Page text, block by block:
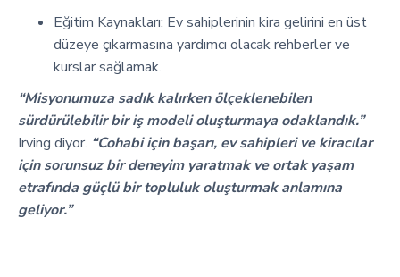
Eğitim Kaynakları: Ev sahiplerinin kira gelirini en üst
düzeye çıkarmasına yardımcı olacak rehberler ve
kurslar sağlamak.
“Misyonumuza sadık kalırken ölçeklenebilen
sürdürülebilir bir iş modeli oluşturmaya odaklandık.”
Irving diyor. “Cohabi için başarı, ev sahipleri ve kiracılar
için sorunsuz bir deneyim yaratmak ve ortak yaşam
etrafında güçlü bir topluluk oluşturmak anlamına
geliyor.”